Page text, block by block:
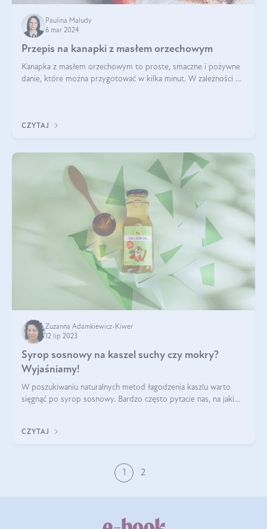
Paulina Maludy
6 mar 2024
Przepis na kanapki z masłem orzechowym
Kanapka z masłem orzechowym to proste, smaczne i pożywne
danie, które można przygotować w kilka minut. W zależności od
CZYTAJ
Zuzanna Adamkiewicz-Kiwer
12 lip 2023
Syrop sosnowy na kaszel suchy czy mokry?
Wyjaśniamy!
W poszukiwaniu naturalnych metod łagodzenia kaszlu warto
sięgnąć po syrop sosnowy. Bardzo często pytacie nas, na jaki
CZYTAJ
1 2